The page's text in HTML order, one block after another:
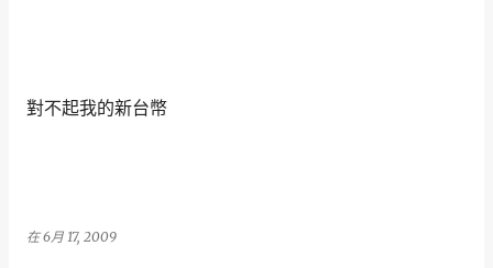
對不起我的新台幣
在6月 17, 2009